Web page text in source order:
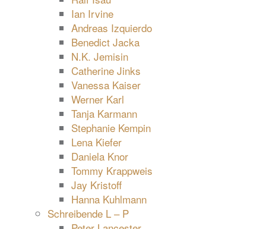
Ian Irvine
Andreas Izquierdo
Benedict Jacka
N.K. Jemisin
Catherine Jinks
Vanessa Kaiser
Werner Karl
Tanja Karmann
Stephanie Kempin
Lena Kiefer
Daniela Knor
Tommy Krappweis
Jay Kristoff
Hanna Kuhlmann
Schreibende L – P